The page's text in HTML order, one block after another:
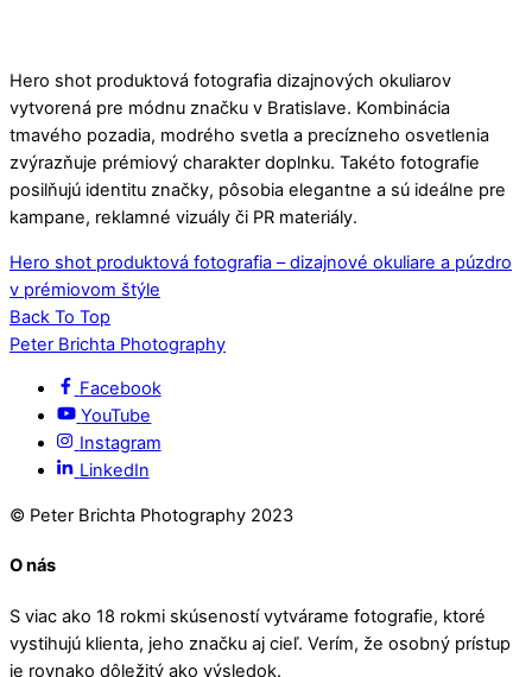
Hero shot produktová fotografia dizajnových okuliarov
vytvorená pre módnu značku v Bratislave. Kombinácia
tmavého pozadia, modrého svetla a precízneho osvetlenia
zvýrazňuje prémiový charakter doplnku. Takéto fotografie
posilňujú identitu značky, pôsobia elegantne a sú ideálne pre
kampane, reklamné vizuály či PR materiály.
Hero shot produktová fotografia – dizajnové okuliare a púzdro
v prémiovom štýle
Back To Top
Peter Brichta Photography
Facebook
YouTube
Instagram
LinkedIn
© Peter Brichta Photography 2023
O nás
S viac ako 18 rokmi skúseností vytvárame fotografie, ktoré
vystihujú klienta, jeho značku aj cieľ. Verím, že osobný prístup
je rovnako dôležitý ako výsledok.